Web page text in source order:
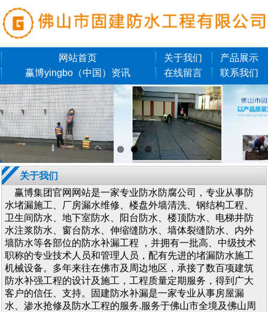
网站首页 关于我们
产品展示
赢博yingbo（中国）资讯
在线留言 联系我们
关于我们
赢博集团官网网站是一家专业防水防腐公司，专业从事防
水堵漏施工、厂房漏水维修、楼盘外墙清洗、钢结构工程、
卫生间防水、地下室防水、阳台防水、楼顶防水、电梯井防
水注浆防水、窗台防水、伸缩缝防水、墙体裂缝防水、内外
墙防水等各部位的防水补漏工程 ，并拥有一批高、中级技术
职称的专业技术人员和管理人员，配有先进的堵漏防水施工
机械设备。多年来往在佛市及周边地区，承接了数百项建筑
防水补强工程的设计及施工，工程质量定期服务，得到广大
客户的信任、支持。固建防水补漏是一家专业从事房屋漏
水、渗水抢修及防水工程的服务.服务于佛山市全境及佛山周